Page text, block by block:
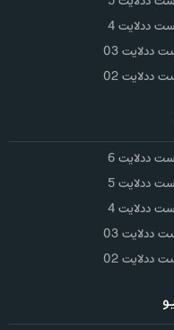
ددلایت 4
03
02
ددلایت 6
ددلایت 5
ددلایت 4
03
02